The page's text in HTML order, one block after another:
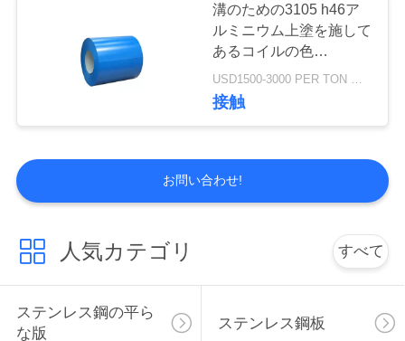
溝のための3105 h46ア
ルミニウム上塗を施して
あるコイルの色
Prepaintedアルミニウム
コイル
USD1500-3000 PER TON MOQ:1TON
接触
お問い合わせ!
人気カテゴリ すべて
ステンレス鋼の平ら
な版
ステンレス鋼板